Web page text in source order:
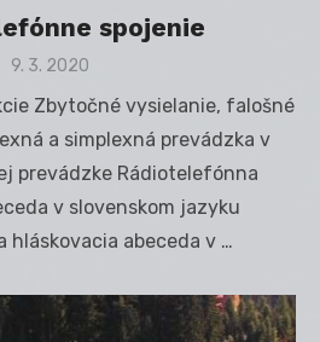
spojenie
Posted
9. 3. 2020
Zbytočné vysielanie, falošné
a simplexná prevádzka v
prevádzke Rádiotelefónna
v slovenskom jazyku
hláskovacia abeceda v …